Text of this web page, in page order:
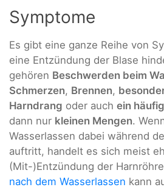
Symptome
Es gibt eine ganze Reihe von
eine Entzündung der Blase
gehören Beschwerden beim
Schmerzen, Brennen,
Harndrang oder auch ein
dann nur kleinen Mengen.
Wasserlassen dabei während
auftritt, handelt es sich meist
(Mit-)Entzündung der
nach dem Wasserlassen kann